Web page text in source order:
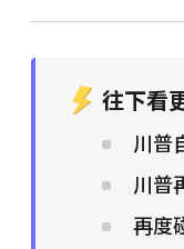
往下看
川普
川普
再度